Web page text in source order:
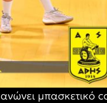
μπασκετικό